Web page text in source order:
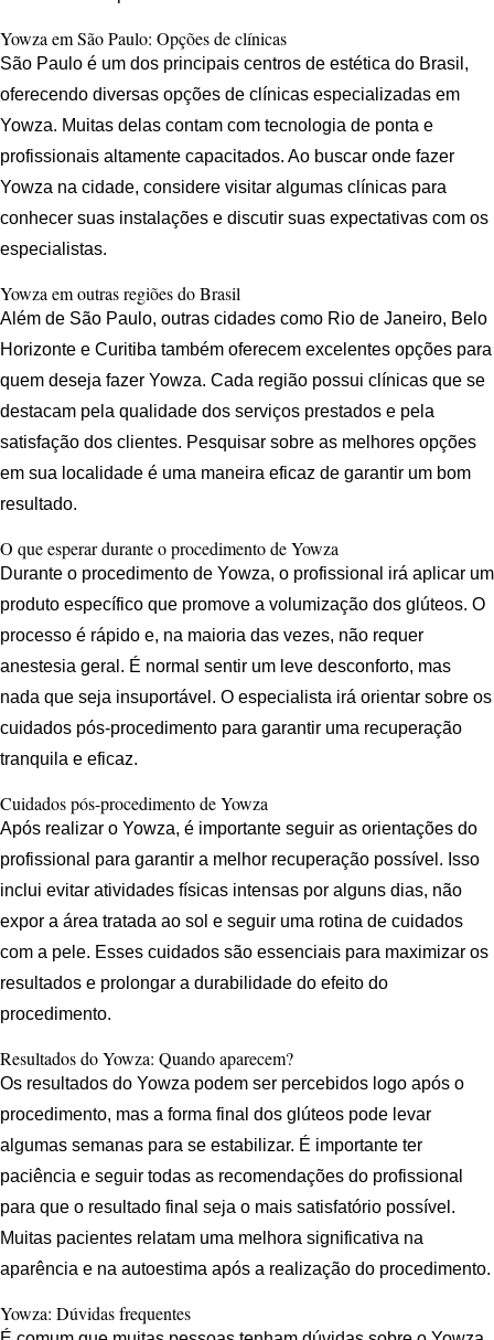
Yowza em São Paulo: Opções de clínicas
São Paulo é um dos principais centros de estética do Brasil,
oferecendo diversas opções de clínicas especializadas em
Yowza. Muitas delas contam com tecnologia de ponta e
profissionais altamente capacitados. Ao buscar onde fazer
Yowza na cidade, considere visitar algumas clínicas para
conhecer suas instalações e discutir suas expectativas com os
especialistas.
Yowza em outras regiões do Brasil
Além de São Paulo, outras cidades como Rio de Janeiro, Belo
Horizonte e Curitiba também oferecem excelentes opções para
quem deseja fazer Yowza. Cada região possui clínicas que se
destacam pela qualidade dos serviços prestados e pela
satisfação dos clientes. Pesquisar sobre as melhores opções
em sua localidade é uma maneira eficaz de garantir um bom
resultado.
O que esperar durante o procedimento de Yowza
Durante o procedimento de Yowza, o profissional irá aplicar um
produto específico que promove a volumização dos glúteos. O
processo é rápido e, na maioria das vezes, não requer
anestesia geral. É normal sentir um leve desconforto, mas
nada que seja insuportável. O especialista irá orientar sobre os
cuidados pós-procedimento para garantir uma recuperação
tranquila e eficaz.
Cuidados pós-procedimento de Yowza
Após realizar o Yowza, é importante seguir as orientações do
profissional para garantir a melhor recuperação possível. Isso
inclui evitar atividades físicas intensas por alguns dias, não
expor a área tratada ao sol e seguir uma rotina de cuidados
com a pele. Esses cuidados são essenciais para maximizar os
resultados e prolongar a durabilidade do efeito do
procedimento.
Resultados do Yowza: Quando aparecem?
Os resultados do Yowza podem ser percebidos logo após o
procedimento, mas a forma final dos glúteos pode levar
algumas semanas para se estabilizar. É importante ter
paciência e seguir todas as recomendações do profissional
para que o resultado final seja o mais satisfatório possível.
Muitas pacientes relatam uma melhora significativa na
aparência e na autoestima após a realização do procedimento.
Yowza: Dúvidas frequentes